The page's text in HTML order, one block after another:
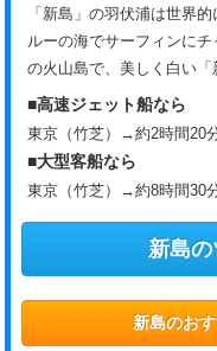
「新島」の羽伏浦は世界
ルーの海でサーフィンに
の火山島で、美しく白い「
■高速ジェット船なら
東京（竹芝）→約2時間20
■大型客船なら
東京（竹芝）→約8時間30
新島
新島のお